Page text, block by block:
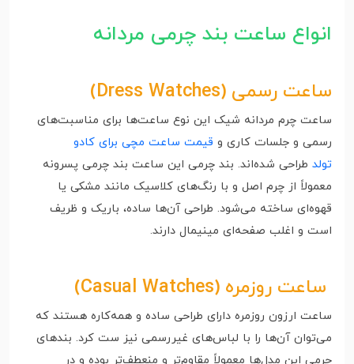
انواع ساعت‌ بند چرمی مردانه
ساعت‌ رسمی (Dress Watches)
ساعت چرم مردانه شیک این نوع ساعت‌ها برای مناسبت‌های
رسمی و جلسات کاری و قیمت ساعت مچی برای کادو
تولد طراحی شده‌اند. بند چرمی این ساعت بند چرمی پسرونه
معمولاً از چرم اصل و با رنگ‌های کلاسیک مانند مشکی یا
قهوه‌ای ساخته می‌شود. طراحی آن‌ها ساده، باریک و ظریف
است و اغلب صفحه‌ای مینیمال دارند.
ساعت‌ روزمره (Casual Watches)
ساعت‌ ارزون روزمره دارای طراحی ساده و همه‌کاره هستند که
می‌توان آن‌ها را با لباس‌های غیررسمی نیز ست کرد. بندهای
چرمی این مدل‌ها معمولاً مقاوم‌تر و منعطف‌تر بوده و در